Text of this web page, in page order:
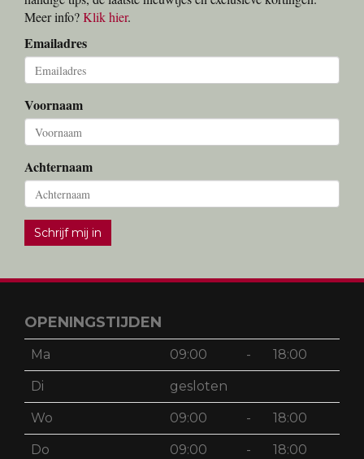
Meer info?Klik hier.
Emailadres
Voornaam
Achternaam
Schrijf mij in
OPENINGSTIJDEN
Ma 09:00 - 18:00
Di gesloten
Wo 09:00 - 18:00
Do 09:00 - 18:00